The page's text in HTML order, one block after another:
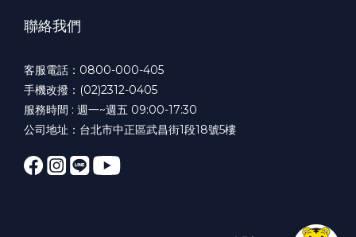
聯絡我們
客服電話：0800-000-405
手機改撥：(02)2312-0405
服務時間 : 週一~週五 09:00-17:30
公司地址：台北市中正區武昌街1段18號5樓